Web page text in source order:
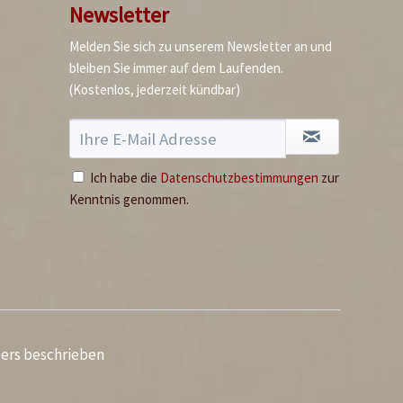
Baby Limabohnen
6,60 € *
Ausverkauft
Newsletter
Melden Sie sich zu unserem Newsletter an und
bleiben Sie immer auf dem Laufenden.
(Kostenlos, jederzeit kündbar)
Ich habe die Datenschutzbestimmungen zur
Kenntnis genommen.
beschrieben